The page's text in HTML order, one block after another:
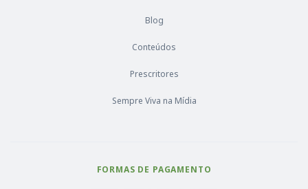
Blog
Conteúdos
Prescritores
Sempre Viva na Mídia
FORMAS DE PAGAMENTO